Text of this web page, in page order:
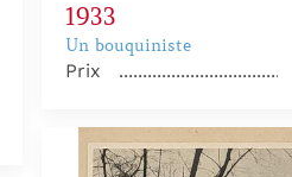
1933
Un bouquiniste
Prix